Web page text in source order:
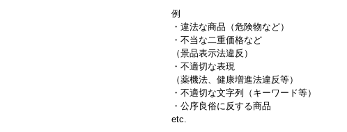
例
・違法な商品（危険物など）
・不当な二重価格など
（景品表示法違反）
・不適切な表現
（薬機法、健康増進法違反等）
・不適切な文字列（キーワード等）
・公序良俗に反する商品
etc.